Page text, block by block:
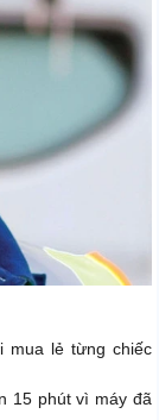
lẻ từng chiếc
15 phút vì máy đã